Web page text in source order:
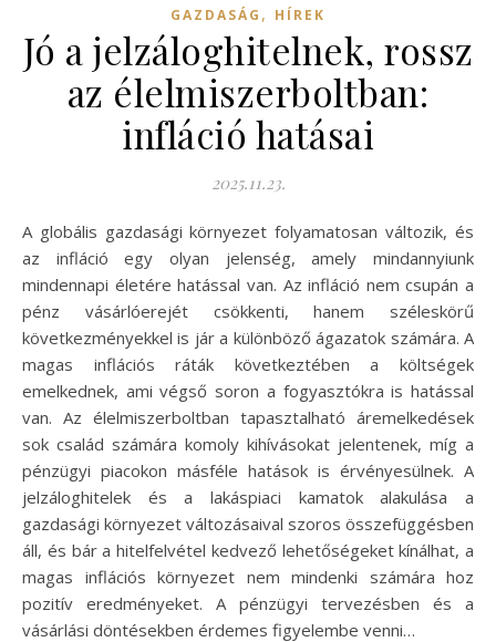
GAZDASÁG , HÍREK
Jó a jelzáloghitelnek, rossz
az élelmiszerboltban:
infláció hatásai
2025.11.23.
A globális gazdasági környezet folyamatosan változik, és
az infláció egy olyan jelenség, amely mindannyiunk
mindennapi életére hatással van. Az infláció nem csupán a
pénz vásárlóerejét csökkenti, hanem széleskörű
következményekkel is jár a különböző ágazatok számára. A
magas inflációs ráták következtében a költségek
emelkednek, ami végső soron a fogyasztókra is hatással
van. Az élelmiszerboltban tapasztalható áremelkedések
sok család számára komoly kihívásokat jelentenek, míg a
pénzügyi piacokon másféle hatások is érvényesülnek. A
jelzáloghitelek és a lakáspiaci kamatok alakulása a
gazdasági környezet változásaival szoros összefüggésben
áll, és bár a hitelfelvétel kedvező lehetőségeket kínálhat, a
magas inflációs környezet nem mindenki számára hoz
pozitív eredményeket. A pénzügyi tervezésben és a
vásárlási döntésekben érdemes figyelembe venni…